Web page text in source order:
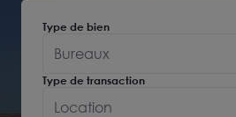
Type de bien
Bureaux
Type de transaction
Location